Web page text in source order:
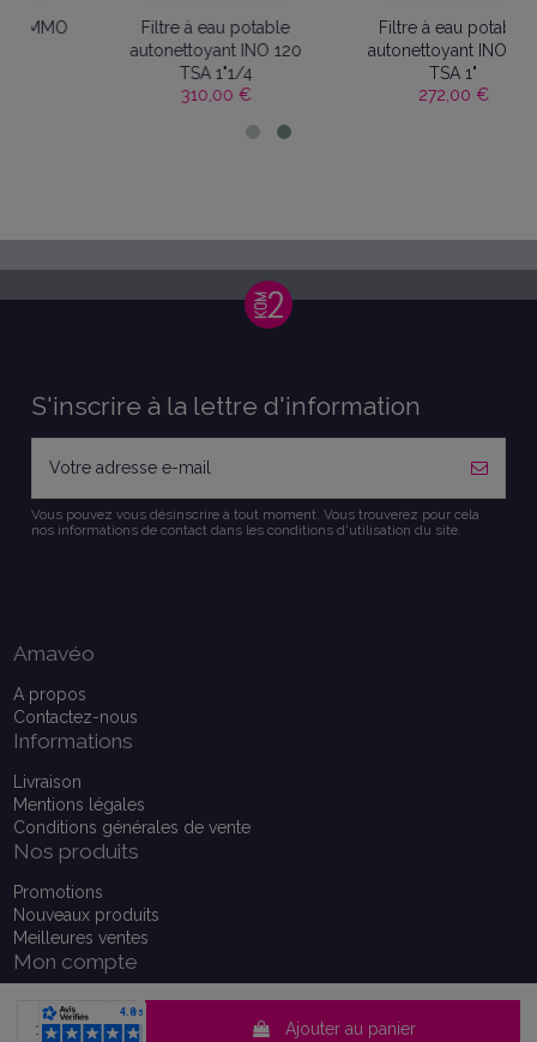
Ajouter au panier
potable
Filtre à eau potable
autonettoyant INO 120
TSA 1"
272,00 €
Filtre à eau potable
nettoyant 120T 1/2"
133,00 €
S'inscrire à la lettre d'information
Vous pouvez vous désinscrire à tout moment. Vous trouverez pour cela
nos informations de contact dans les conditions d'utilisation du site.
Amavéo
A propos
Contactez-nous
Informations
Livraison
Mentions légales
Conditions générales de vente
Nos produits
Promotions
Nouveaux produits
Meilleures ventes
Mon compte
Mon compte
Historique de vos commandes